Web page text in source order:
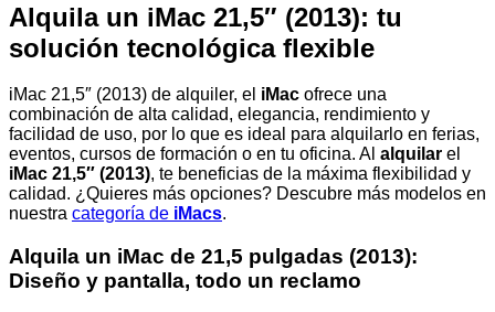
Alquila un iMac 21,5″ (2013): tu
solución tecnológica flexible
iMac 21,5″ (2013) de alquiler, el iMac ofrece una
combinación de alta calidad, elegancia, rendimiento y
facilidad de uso, por lo que es ideal para alquilarlo en ferias,
eventos, cursos de formación o en tu oficina. Al alquilar el
iMac 21,5″ (2013), te beneficias de la máxima flexibilidad y
calidad. ¿Quieres más opciones? Descubre más modelos en
nuestra categoría de iMacs.
Alquila un iMac de 21,5 pulgadas (2013):
Diseño y pantalla, todo un reclamo